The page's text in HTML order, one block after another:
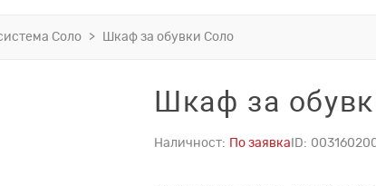
Соло Шкаф за обувки Соло
Шкаф за
Наличност: По заявка ID: